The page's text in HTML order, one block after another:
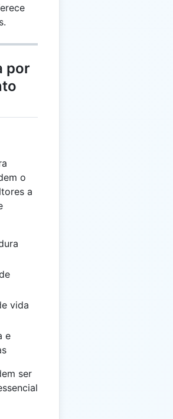
por
o
a
vida
e
ser